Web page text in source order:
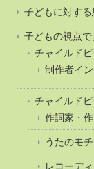
子どもに対する
子どもの視点で
チャイルド
制作者イ
チャイルド
作詞家・
うたのモ
レコーデ